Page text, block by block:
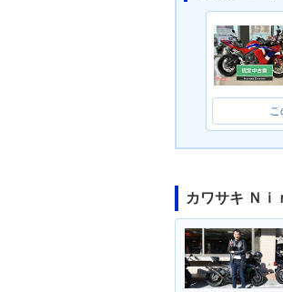
2023年 Ninja ZX-
RT Edition・カラ
2020年 Ninja ZX-
カラーチェンジ
カワサキ Ｎ